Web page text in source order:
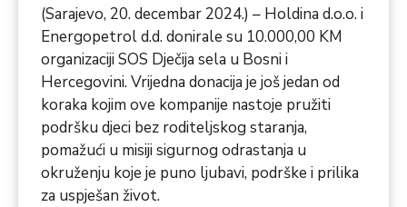
(Sarajevo, 20. decembar 2024.) – Holdina d.o.o. i
Energopetrol d.d. donirale su 10.000,00 KM
organizaciji SOS Dječija sela u Bosni i
Hercegovini. Vrijedna donacija je još jedan od
koraka kojim ove kompanije nastoje pružiti
podršku djeci bez roditeljskog staranja,
pomažući u misiji sigurnog odrastanja u
okruženju koje je puno ljubavi, podrške i prilika
za uspješan život.